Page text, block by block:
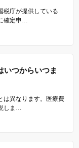
税庁が提供している
確定申…
いつからいつま
は異なります。医療費
しま…